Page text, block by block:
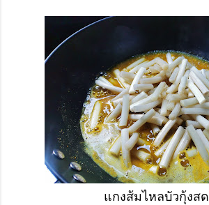
แกงส้มไหลบัวกุ้งสด